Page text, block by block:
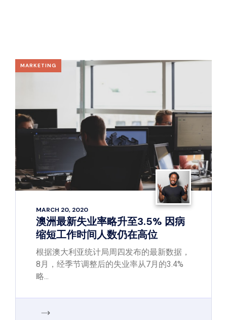
MARKETING
MARCH 20, 2020
澳洲最新失业率略升至3.5% 因病
缩短工作时间人数仍在高位
根据澳大利亚统计局周四发布的最新数据，
8月，经季节调整后的失业率从7月的3.4%
略...